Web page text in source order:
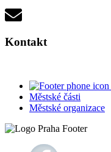
Kontakt
Městské části
Městské organizace